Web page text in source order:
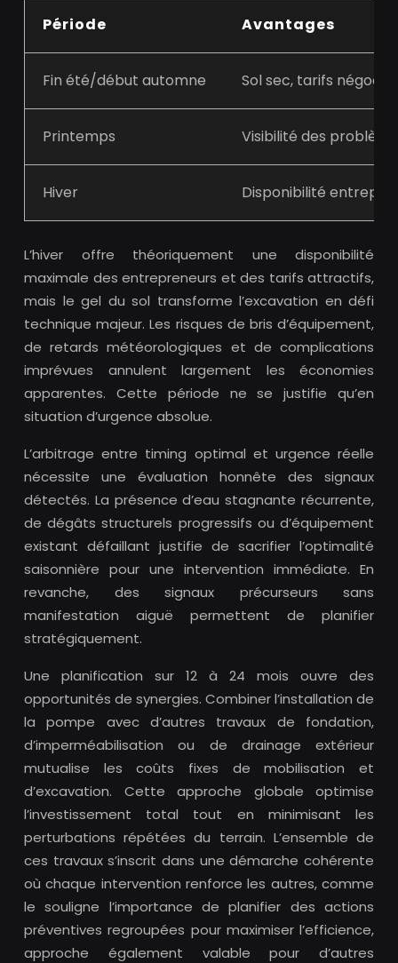
Période Avantages
Fin été/début automne Sol sec, tarifs
Printemps Visibilité des
Hiver Disponibilité
L’hiver offre théoriquement une disponibilité
maximale des entrepreneurs et des tarifs attractifs,
mais le gel du sol transforme l’excavation en défi
technique majeur. Les risques de bris d’équipement,
de retards météorologiques et de complications
imprévues annulent largement les économies
apparentes. Cette période ne se justifie qu’en
situation d’urgence absolue.
L’arbitrage entre timing optimal et urgence réelle
nécessite une évaluation honnête des signaux
détectés. La présence d’eau stagnante récurrente,
de dégâts structurels progressifs ou d’équipement
existant défaillant justifie de sacrifier l’optimalité
saisonnière pour une intervention immédiate. En
revanche, des signaux précurseurs sans
manifestation aiguë permettent de planifier
stratégiquement.
Une planification sur 12 à 24 mois ouvre des
opportunités de synergies. Combiner l’installation de
la pompe avec d’autres travaux de fondation,
d’imperméabilisation ou de drainage extérieur
mutualise les coûts fixes de mobilisation et
d’excavation. Cette approche globale optimise
l’investissement total tout en minimisant les
perturbations répétées du terrain. L’ensemble de
ces travaux s’inscrit dans une démarche cohérente
où chaque intervention renforce les autres, comme
le souligne l’importance de planifier des actions
préventives regroupées pour maximiser l’efficience,
approche également valable pour d’autres